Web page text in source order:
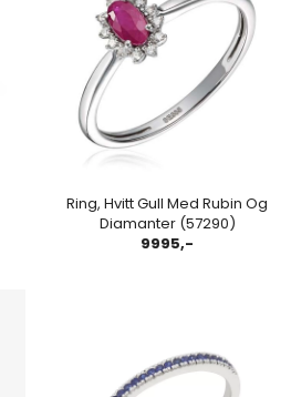
Ring, Hvitt Gull Med Rubin Og
Diamanter (57290)
9995,-